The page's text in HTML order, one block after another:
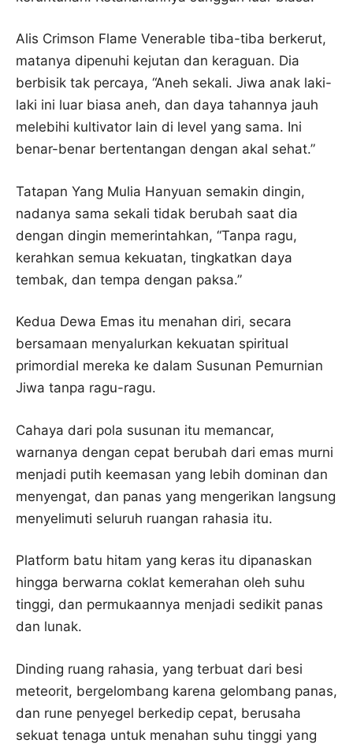
Alis Crimson Flame Venerable tiba-tiba berkerut,
matanya dipenuhi kejutan dan keraguan. Dia
berbisik tak percaya, “Aneh sekali. Jiwa anak laki-
laki ini luar biasa aneh, dan daya tahannya jauh
melebihi kultivator lain di level yang sama. Ini
benar-benar bertentangan dengan akal sehat.”
Tatapan Yang Mulia Hanyuan semakin dingin,
nadanya sama sekali tidak berubah saat dia
dengan dingin memerintahkan, “Tanpa ragu,
kerahkan semua kekuatan, tingkatkan daya
tembak, dan tempa dengan paksa.”
Kedua Dewa Emas itu menahan diri, secara
bersamaan menyalurkan kekuatan spiritual
primordial mereka ke dalam Susunan Pemurnian
Jiwa tanpa ragu-ragu.
Cahaya dari pola susunan itu memancar,
warnanya dengan cepat berubah dari emas murni
menjadi putih keemasan yang lebih dominan dan
menyengat, dan panas yang mengerikan langsung
menyelimuti seluruh ruangan rahasia itu.
Platform batu hitam yang keras itu dipanaskan
hingga berwarna coklat kemerahan oleh suhu
tinggi, dan permukaannya menjadi sedikit panas
dan lunak.
Dinding ruang rahasia, yang terbuat dari besi
meteorit, bergelombang karena gelombang panas,
dan rune penyegel berkedip cepat, berusaha
sekuat tenaga untuk menahan suhu tinggi yang